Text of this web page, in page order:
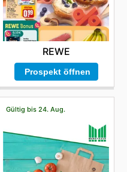
REWE
Prospekt öffnen
Gültig bis 24. Aug.